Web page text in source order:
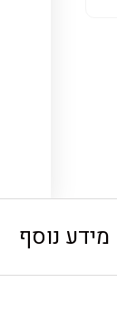
מידע נוסף